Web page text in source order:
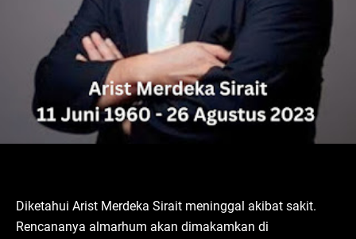
Diketahui Arist Merdeka Sirait meninggal akibat sakit.
Rencananya almarhum akan dimakamkan di